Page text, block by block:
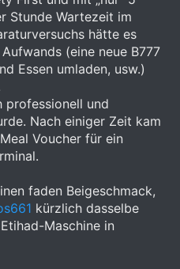
Stunde Wartezeit im
hätte es
(eine neue B777
Essen umladen, usw.)
professionell und
Nach einiger Zeit kam
Voucher für ein
faden Beigeschmack,
kürzlich dasselbe
Maschine in